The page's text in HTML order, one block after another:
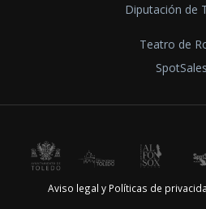
Diputación de
Teatro de
SpotSales
Aviso legal y Políticas de